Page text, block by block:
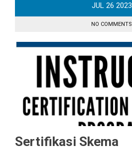
JUL 26 2023
NO COMMENTS
Sertifikasi Skema